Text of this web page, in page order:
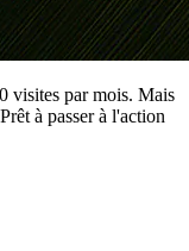
visites par mois. Mais
à passer à l'action